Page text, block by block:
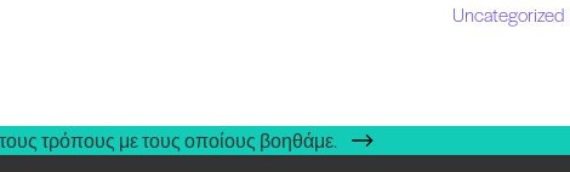
Uncategorized
τρόπους με τους οποίους βοηθάμε.